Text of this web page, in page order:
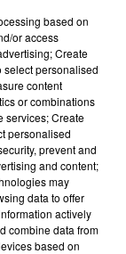
based on
or access
Create
select personalised
content
or combinations
services; Create
personalised
prevent and
and content;
may
data to offer
actively
combine data from
based on